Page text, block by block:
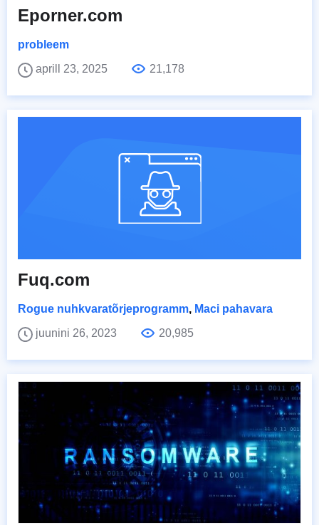
Eporner.com
probleem
aprill 23, 2025
21,178
Fuq.com
Rogue nuhkvaratõrjeprogramm, Maci pahavara
juunini 26, 2023
20,985